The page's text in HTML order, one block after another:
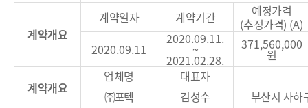
계약개요
계약일자 계약기간
예정가격
(추정가격) (A)
2020.09.11
2020.09.11.
~
2021.02.28.
371,560,000
원
계약개요
업체명
대표자
㈜포텍 김성수
부산시 사하